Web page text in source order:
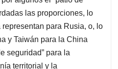
las proporciones, lo
para Rusia, o, lo
y Taiwán para la China
seguridad” para la
territorial y la